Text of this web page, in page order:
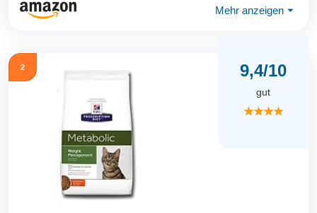
Mehr anzeigen ⏷
2 9,4/10
gut
★★★★